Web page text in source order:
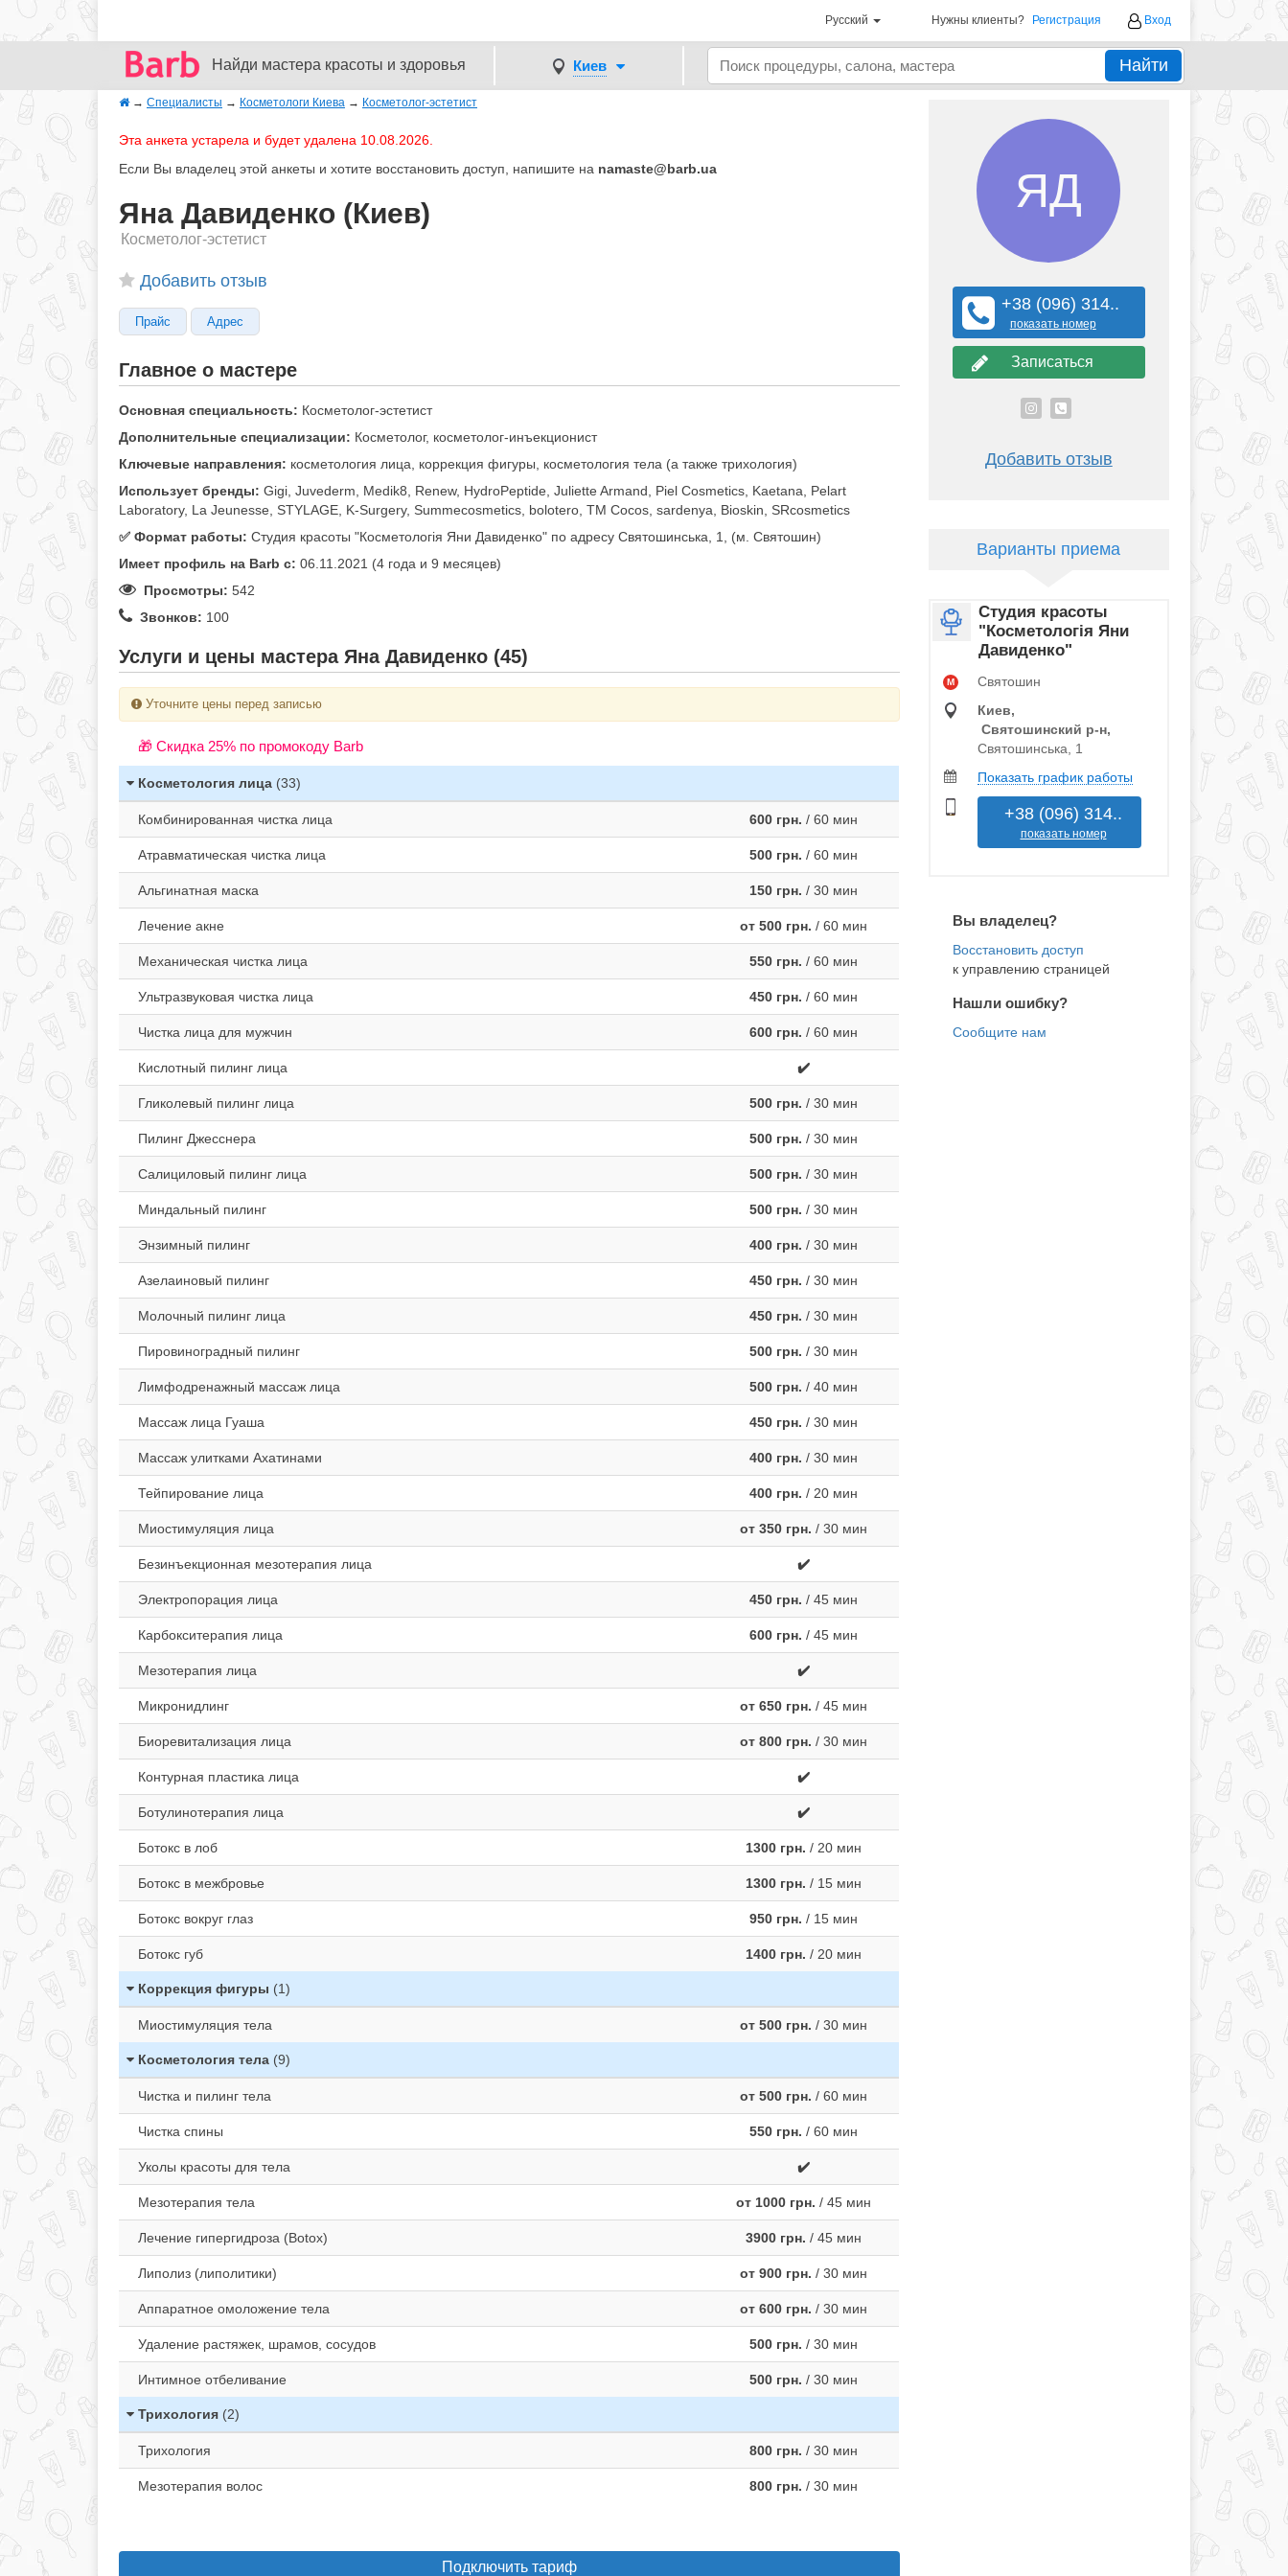
Русский Нужны клиенты? Регистрация Вход
Найди мастера красоты и здоровья Киев Найти
→ Специалисты → Косметологи Киева → Косметолог-эстетист
Эта анкета устарела и будет удалена 10.08.2026.
Если Вы владелец этой анкеты и хотите восстановить доступ, напишите на namaste@barb.ua
Яна Давиденко (Киев)
Косметолог-эстетист
Добавить отзыв
Прайс Адрес
Главное о мастере
Основная специальность: Косметолог-эстетист
Дополнительные специализации: Косметолог, косметолог-инъекционист
Ключевые направления: косметология лица, коррекция фигуры, косметология тела (а также трихология)
Использует бренды: Gigi, Juvederm, Medik8, Renew, HydroPeptide, Juliette Armand, Piel Cosmetics, Kaetana, Pelart
Laboratory, La Jeunesse, STYLAGE, K-Surgery, Summecosmetics, bolotero, TM Cocos, sardenya, Bioskin, SRcosmetics
✅️ Формат работы: Студия красоты "Косметологія Яни Давиденко" по адресу Святошинська, 1, (м. Святошин)
Имеет профиль на Barb c: 06.11.2021 (4 года и 9 месяцев)
Просмотры: 542
Звонков: 100
Услуги и цены мастера Яна Давиденко (45)
Уточните цены перед записью
🎁 Cкидка 25% по промокоду Barb
Косметология лица (33)
Комбинированная чистка лица 600 грн. / 60 мин
Атравматическая чистка лица 500 грн. / 60 мин
Альгинатная маска 150 грн. / 30 мин
Лечение акне от 500 грн. / 60 мин
Механическая чистка лица 550 грн. / 60 мин
Ультразвуковая чистка лица 450 грн. / 60 мин
Чистка лица для мужчин 600 грн. / 60 мин
Кислотный пилинг лица ✔️
Гликолевый пилинг лица 500 грн. / 30 мин
Пилинг Джесснера 500 грн. / 30 мин
Салициловый пилинг лица 500 грн. / 30 мин
Миндальный пилинг 500 грн. / 30 мин
Энзимный пилинг 400 грн. / 30 мин
Азелаиновый пилинг 450 грн. / 30 мин
Молочный пилинг лица 450 грн. / 30 мин
Пировиноградный пилинг 500 грн. / 30 мин
Лимфодренажный массаж лица 500 грн. / 40 мин
Массаж лица Гуаша 450 грн. / 30 мин
Массаж улитками Ахатинами 400 грн. / 30 мин
Тейпирование лица 400 грн. / 20 мин
Миостимуляция лица от 350 грн. / 30 мин
Безинъекционная мезотерапия лица ✔️
Электропорация лица 450 грн. / 45 мин
Карбокситерапия лица 600 грн. / 45 мин
Мезотерапия лица ✔️
Микронидлинг от 650 грн. / 45 мин
Биоревитализация лица от 800 грн. / 30 мин
Контурная пластика лица ✔️
Ботулинотерапия лица ✔️
Ботокс в лоб 1300 грн. / 20 мин
Ботокс в межбровье 1300 грн. / 15 мин
Ботокс вокруг глаз 950 грн. / 15 мин
Ботокс губ 1400 грн. / 20 мин
Коррекция фигуры (1)
Миостимуляция тела от 500 грн. / 30 мин
Косметология тела (9)
Чистка и пилинг тела от 500 грн. / 60 мин
Чистка спины 550 грн. / 60 мин
Уколы красоты для тела ✔️
Мезотерапия тела от 1000 грн. / 45 мин
Лечение гипергидроза (Botox) 3900 грн. / 45 мин
Липолиз (липолитики) от 900 грн. / 30 мин
Аппаратное омоложение тела от 600 грн. / 30 мин
Удаление растяжек, шрамов, сосудов 500 грн. / 30 мин
Интимное отбеливание 500 грн. / 30 мин
Трихология (2)
Трихология 800 грн. / 30 мин
Мезотерапия волос 800 грн. / 30 мин
Подключить тариф
ЯД
+38 (096) 314..
показать номер
Записаться
Добавить отзыв
Варианты приема
Студия красоты
"Косметологія Яни
Давиденко"
M
Святошин
Киев,
Святошинский р‑н,
Святошинська, 1
Показать график работы
+38 (096) 314..
показать номер
Вы владелец?
к управлению страницей
Нашли ошибку?